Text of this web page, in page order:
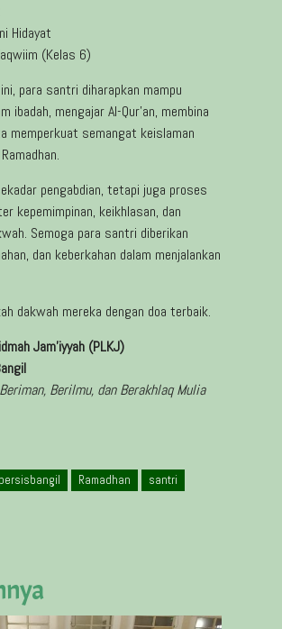
Hidayat
(Kelas 6)
para santri diharapkan mampu
ibadah, mengajar Al-Qur’an, membina
memperkuat semangat keislaman
pengabdian, tetapi juga proses
kepemimpinan, keikhlasan, dan
Semoga para santri diberikan
dan keberkahan dalam menjalankan
dakwah mereka dengan doa terbaik.
Jam’iyyah (PLKJ)
Berilmu, dan Berakhlaq Mulia
persisbangil Ramadhan
santri